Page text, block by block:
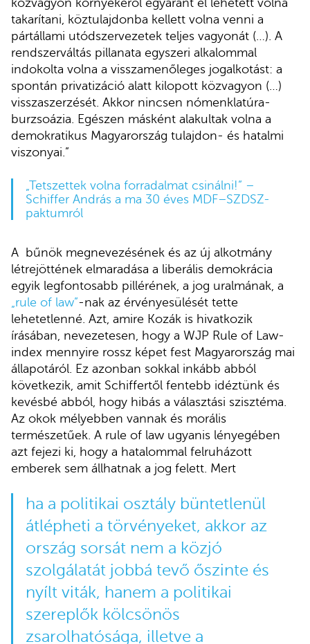
közvagyon környékéről egyaránt el lehetett volna
takarítani, köztulajdonba kellett volna venni a
pártállami utódszervezetek teljes vagyonát (…). A
rendszerváltás pillanata egyszeri alkalommal
indokolta volna a visszamenőleges jogalkotást: a
spontán privatizáció alatt kilopott közvagyon (…)
visszaszerzését. Akkor nincsen nómenklatúra-
burzsoázia. Egészen másként alakultak volna a
demokratikus Magyarország tulajdon- és hatalmi
viszonyai.”
„Tetszettek volna forradalmat csinálni!” –
Schiffer András a ma 30 éves MDF–SZDSZ-
paktumról
A bűnök megnevezésének és az új alkotmány
létrejöttének elmaradása a liberális demokrácia
egyik legfontosabb pillérének, a jog uralmának, a
„rule of law”-nak az érvényesülését tette
lehetetlenné. Azt, amire Kozák is hivatkozik
írásában, nevezetesen, hogy a WJP Rule of Law-
index mennyire rossz képet fest Magyarország mai
állapotáról. Ez azonban sokkal inkább abból
következik, amit Schiffertől fentebb idéztünk és
kevésbé abból, hogy hibás a választási szisztéma.
Az okok mélyebben vannak és morális
természetűek. A rule of law ugyanis lényegében
azt fejezi ki, hogy a hatalommal felruházott
emberek sem állhatnak a jog felett. Mert
ha a politikai osztály büntetlenül
átlépheti a törvényeket, akkor az
ország sorsát nem a közjó
szolgálatát jobbá tevő őszinte és
nyílt viták, hanem a politikai
szereplők kölcsönös
zsarolhatósága, illetve a